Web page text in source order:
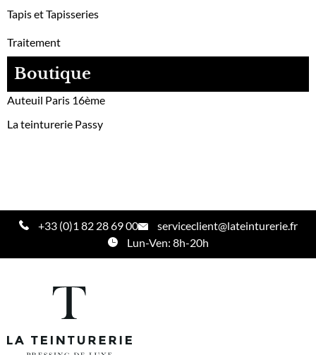
Tapis et Tapisseries
Traitement
Boutique
Auteuil Paris 16ème
La teinturerie Passy
+33 (0)1 82 28 69 00
serviceclient@lateinturerie.fr
Lun-Ven: 8h-20h